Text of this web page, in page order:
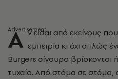
Α ν είσαι από εκείνους
εμπειρία κι όχι απλώς
Burgers σίγουρα βρίσκονται
τυχαία. Από στόμα σε στόμα,